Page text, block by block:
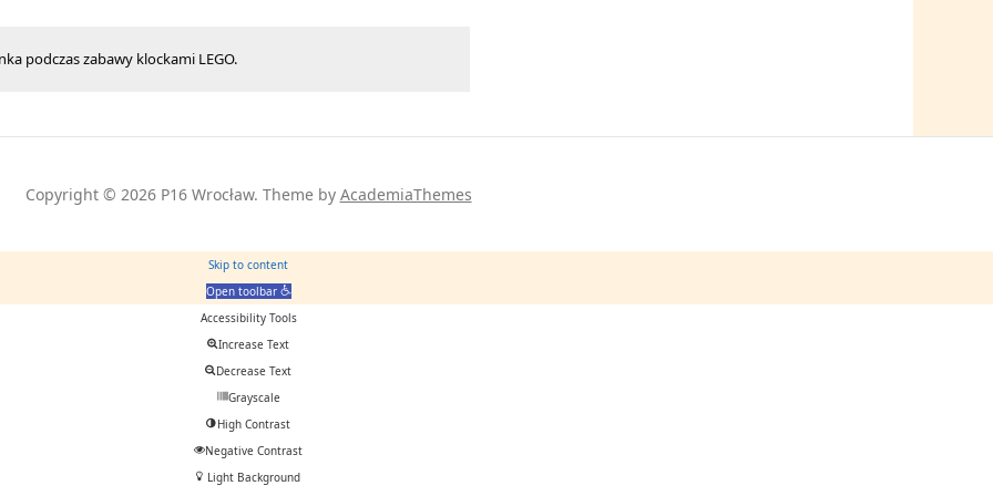
podczas zabawy klockami LEGO.
Copyright © 2026 P16 Wrocław. Theme by AcademiaThemes
Skip to content
Open toolbar
Accessibility Tools
Increase Text
Decrease Text
Grayscale
High Contrast
Negative Contrast
Light Background